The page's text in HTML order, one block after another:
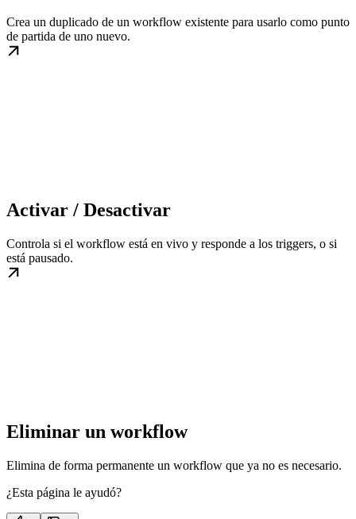
Crea un duplicado de un workflow existente para usarlo como punto
de partida de uno nuevo.
Activar / Desactivar
Controla si el workflow está en vivo y responde a los triggers, o si
está pausado.
Eliminar un workflow
Elimina de forma permanente un workflow que ya no es necesario.
¿Esta página le ayudó?